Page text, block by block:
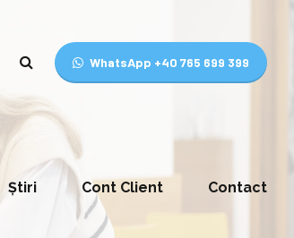
WhatsApp +40 765 699 399
Știri Cont Client Contact